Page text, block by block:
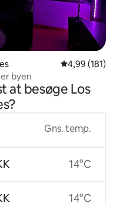
4,99 ud af 5 i
4,99 (181)
byen
at besøge Los
Gns. temp.
14°C
14°C